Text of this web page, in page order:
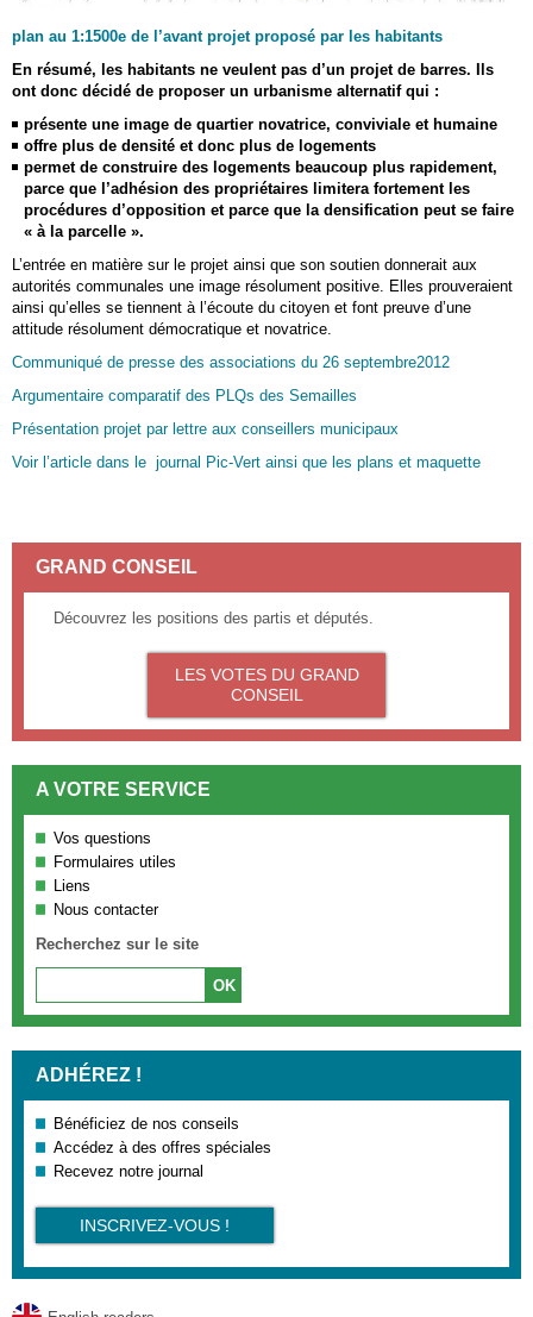
plan au 1:1500e de l’avant projet proposé par les habitants
En résumé, les habitants ne veulent pas d’un projet de barres. Ils
ont donc décidé de proposer un urbanisme alternatif qui :
présente une image de quartier novatrice, conviviale et humaine
offre plus de densité et donc plus de logements
permet de construire des logements beaucoup plus rapidement,
parce que l’adhésion des propriétaires limitera fortement les
procédures d’opposition et parce que la densification peut se faire
« à la parcelle ».
L’entrée en matière sur le projet ainsi que son soutien donnerait aux
autorités communales une image résolument positive. Elles prouveraient
ainsi qu’elles se tiennent à l’écoute du citoyen et font preuve d’une
attitude résolument démocratique et novatrice.
Communiqué de presse des associations du 26 septembre2012
Argumentaire comparatif des PLQs des Semailles
Présentation projet par lettre aux conseillers municipaux
Voir l’article dans le journal Pic-Vert ainsi que les plans et maquette
GRAND CONSEIL
Découvrez les positions des partis et députés.
LES VOTES DU GRAND
CONSEIL
A VOTRE SERVICE
Vos questions
Formulaires utiles
Liens
Nous contacter
Recherchez sur le site
ADHÉREZ !
Bénéficiez de nos conseils
Accédez à des offres spéciales
Recevez notre journal
INSCRIVEZ-VOUS !